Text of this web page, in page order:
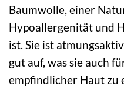
Baumwolle, einer
Hypoallergenität und
ist. Sie ist
gut auf, was sie auch
empfindlicher Haut zu